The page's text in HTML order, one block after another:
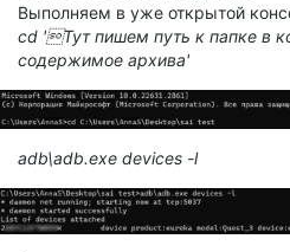
Выполняем в уже открытой
cd 'Тут пишем путь к папке в
содержимое архива'
adb\adb.exe devices -l